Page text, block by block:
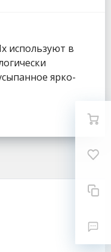
используют в
ярко-